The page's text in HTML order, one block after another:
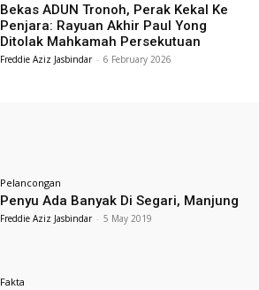
Bekas ADUN Tronoh, Perak Kekal Ke
Penjara: Rayuan Akhir Paul Yong
Ditolak Mahkamah Persekutuan
Freddie Aziz Jasbindar - 6 February 2026
Pelancongan
Penyu Ada Banyak Di Segari, Manjung
Freddie Aziz Jasbindar - 5 May 2019
Fakta